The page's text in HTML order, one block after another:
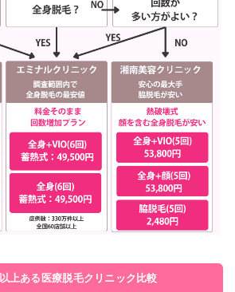
上ある医療脱毛クリニック比較